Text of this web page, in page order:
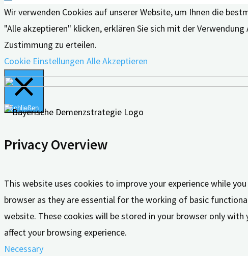
Wir verwenden Cookies auf unserer Website, um Ihnen die
"Alle akzeptieren" klicken, erklären Sie sich mit der
Zustimmung zu erteilen.
Cookie Einstellungen Alle Akzeptieren
Schließen
Privacy Overview
This website uses cookies to improve your experience while
browser as they are essential for the working of basic
website. These cookies will be stored in your browser only
affect your browsing experience.
Necessary